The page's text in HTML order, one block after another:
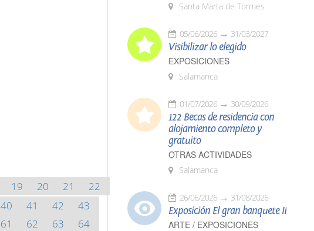
19 20 21
22
40 41 42
43
61 62 63
64
Santa Marta de Tormes
05/06/2026 31/03/2027
Visibilizar lo elegido
EXPOSICIONES
Salamanca
01/07/2026 30/09/2026
122 Becas de residencia con
alojamiento completo y
gratuito
OTRAS ACTIVIDADES
Salamanca
26/06/2026 31/08/2026
Exposición El gran banquete II
ARTE / EXPOSICIONES